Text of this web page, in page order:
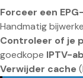
Forceer een
Handmatig
Controleer of je
goedkope IPTV-
Verwijder cache